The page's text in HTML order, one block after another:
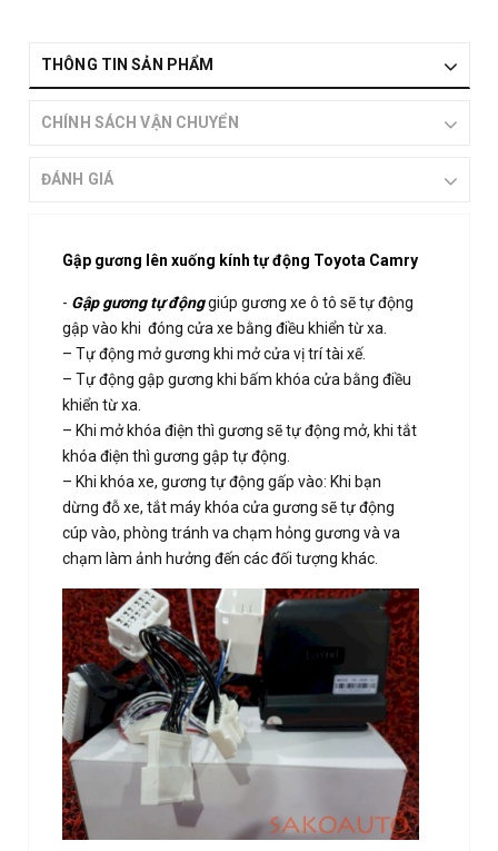
THÔNG TIN SẢN PHẨM
CHÍNH SÁCH VẬN CHUYỂN
ĐÁNH GIÁ
Gập gương lên xuống kính tự động Toyota Camry
- Gập gương tự độnggiúp gương xe ô tô sẽ tự động
gập vào khi đóng cửa xe bằng điều khiển từ xa.
– Tự động mở gương khi mở cửa vị trí tài xế.
– Tự động gập gương khi bấm khóa cửa bằng điều
khiển từ xa.
– Khi mở khóa điện thì gương sẽ tự động mở, khi tắt
khóa điện thì gương gập tự động.
– Khi khóa xe, gương tự động gấp vào: Khi bạn
dừng đỗ xe, tắt máy khóa cửa gương sẽ tự động
cúp vào, phòng tránh va chạm hỏng gương và va
chạm làm ảnh hưởng đến các đối tượng khác.